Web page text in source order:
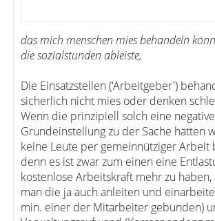
das mich menschen mies behandeln
die sozialstunden ableiste,
Die Einsatzstellen ('Arbeitgeber')
sicherlich nicht mies oder denken
Wenn die prinzipiell solch eine negative
Grundeinstellung zu der Sache hätten
keine Leute per gemeinnütziger Arbeit
denn es ist zwar zum einen eine
kostenlose Arbeitskraft mehr zu
man die ja auch anleiten und
min. einer der Mitarbeiter gebunden)